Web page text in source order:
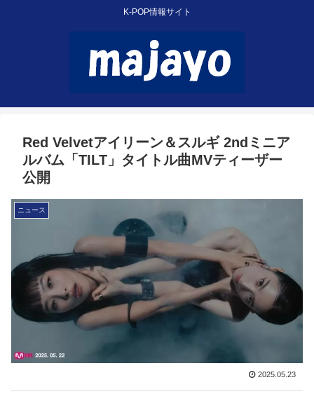
K-POP情報サイト
Red Velvetアイリーン＆スルギ 2ndミニア
ルバム「TILT」タイトル曲MVティーザー
公開
ニュース
2025.05.23